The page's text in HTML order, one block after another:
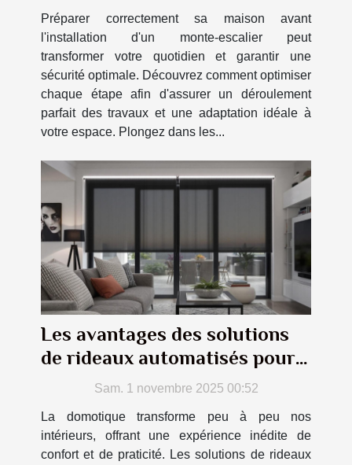
escalier
Préparer correctement sa maison avant
l'installation d'un monte-escalier peut
transformer votre quotidien et garantir une
sécurité optimale. Découvrez comment optimiser
chaque étape afin d'assurer un déroulement
parfait des travaux et une adaptation idéale à
votre espace. Plongez dans les...
Les avantages des solutions
de rideaux automatisés pour
votre confort
Sam. 1 novembre 2025 00:52
La domotique transforme peu à peu nos
intérieurs, offrant une expérience inédite de
confort et de praticité. Les solutions de rideaux